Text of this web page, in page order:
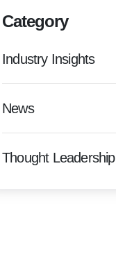
Category
Industry Insights
News
Thought Leadership